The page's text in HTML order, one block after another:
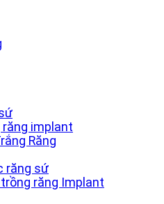
implant
Răng
răng sứ
răng Implant